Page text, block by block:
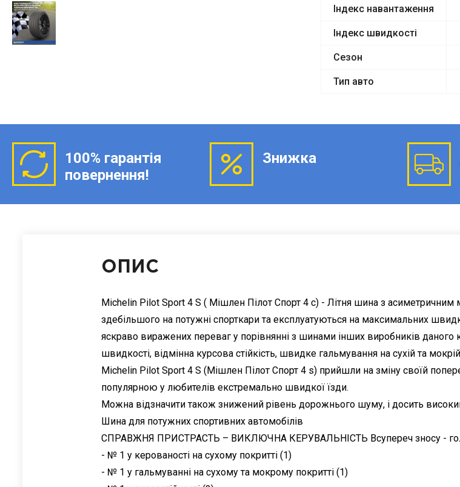
Індекс навантаження
Індекс швидкості
Сезон
Тип авто
100% гарантія
повернення!
Знижка
ОПИС
Michelin Pilot Sport 4 S ( Мішлен Пілот Спорт 4 с) - Літня шина з
здебільшого на потужні спорткари та експлуатуються на максимальних
яскраво виражених переваг у порівнянні з шинами інших виробників даного
швидкості, відмінна курсова стійкість, швидке гальмування на сухій та
Michelin Pilot Sport 4 S (Мішлен Пілот Спорт 4 s) прийшли на зміну своїй
популярною у любителів екстремально швидкої їзди.
Можна відзначити також знижений рівень дорожнього шуму, і досить високий
Шина для потужних спортивних автомобілів
СПРАВЖНЯ ПРИСТРАСТЬ – ВИКЛЮЧНА КЕРУВАЛЬНІСТЬ Всупереч зносу -
- № 1 у керованості на сухому покритті (1)
- № 1 у гальмуванні на сухому та мокрому покритті (1)